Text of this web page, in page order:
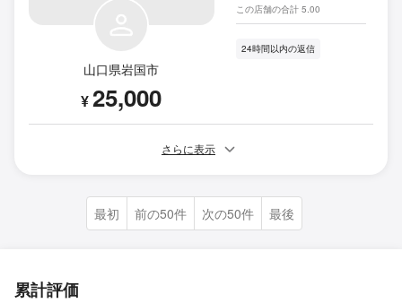
山口県岩国市
¥25,000
この店舗の合計 5.00
24時間以内の返信
さらに表示
最初 前の50件 次の50件 最後
累計評価